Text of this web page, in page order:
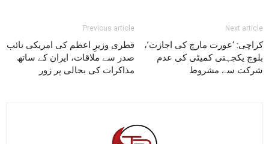
Previous article
قطری وزیرِ اعظم کی امریکی نائب
صدر سے ملاقات، ایران کے ساتھ
مذاکرات کی بحالی پر زور
Next article
کراچی: ‘عورت مارچ کی اجازت’،
بلوچ یکجہتی کمیٹی کی عدم
شرکت سے مشروط